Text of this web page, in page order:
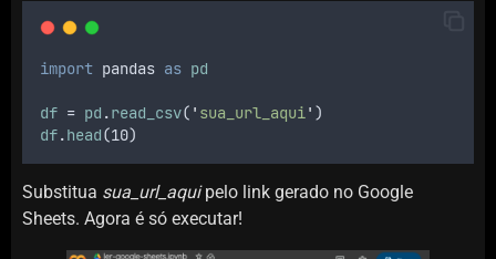
import pandas as pd
df = pd .read_csv( ' sua_url_aqui ' )
df.head(10)
Substitua sua_url_aquipelo link gerado no Google
Sheets. Agora é só executar!